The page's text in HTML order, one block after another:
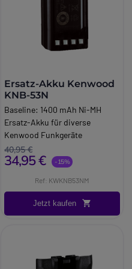
Ersatz-Akku Kenwood
KNB-53N
Baseline: 1400 mAh Ni-MH
Ersatz-Akku für diverse
Kenwood Funkgeräte
Brand:Kenwood
Long_description:
Funkgeräten:
Kenwood TK-2202E
Kenwood TK-3301E
40,95 €
34,95 € -15%
Ref: KWKNB53NM
Jetzt kaufen